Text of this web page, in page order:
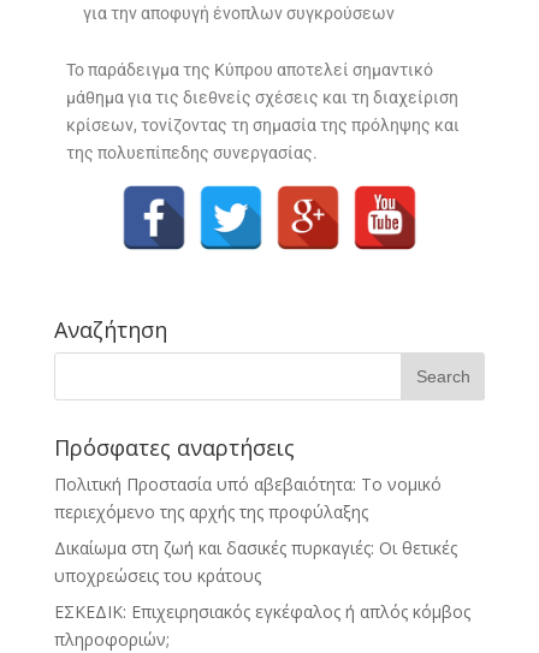
για την αποφυγή ένοπλων συγκρούσεων
Το παράδειγμα της Κύπρου αποτελεί σημαντικό
μάθημα για τις διεθνείς σχέσεις και τη διαχείριση
κρίσεων, τονίζοντας τη σημασία της πρόληψης και
της πολυεπίπεδης συνεργασίας.
Αναζήτηση
Πρόσφατες αναρτήσεις
Πολιτική Προστασία υπό αβεβαιότητα: Το νομικό
περιεχόμενο της αρχής της προφύλαξης
Δικαίωμα στη ζωή και δασικές πυρκαγιές: Οι θετικές
υποχρεώσεις του κράτους
ΕΣΚΕΔΙΚ: Επιχειρησιακός εγκέφαλος ή απλός κόμβος
πληροφοριών;